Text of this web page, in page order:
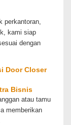
perkantoran,
kami siap
dengan
Door Closer
Bisnis
atau tamu
memberikan